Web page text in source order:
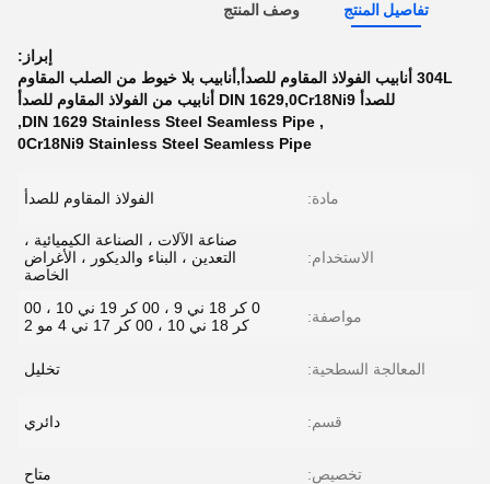
تفاصيل المنتج وصف المنتج
إبراز:
304L أنابيب الفولاذ المقاوم للصدأ,أنابيب بلا خيوط من الصلب المقاوم
للصدأ DIN 1629,0Cr18Ni9 أنابيب من الفولاذ المقاوم للصدأ
,
DIN 1629 Stainless Steel Seamless Pipe
,
0Cr18Ni9 Stainless Steel Seamless Pipe
مادة: الفولاذ المقاوم للصدأ
الاستخدام:
صناعة الآلات ، الصناعة الكيميائية ،
التعدين ، البناء والديكور ، الأغراض
الخاصة
مواصفة:
0 كر 18 ني 9 ، 00 كر 19 ني 10 ، 00
كر 18 ني 10 ، 00 كر 17 ني 4 مو 2
المعالجة السطحية: تخليل
قسم: دائري
تخصيص: متاح